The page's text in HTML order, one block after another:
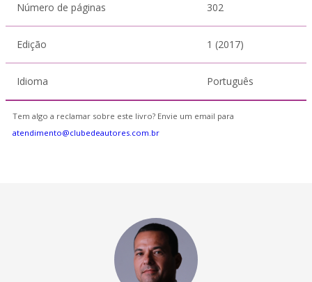
Número de páginas 302
Edição 1 (2017)
Idioma Português
Tem algo a reclamar sobre este livro? Envie um email para
atendimento@clubedeautores.com.br